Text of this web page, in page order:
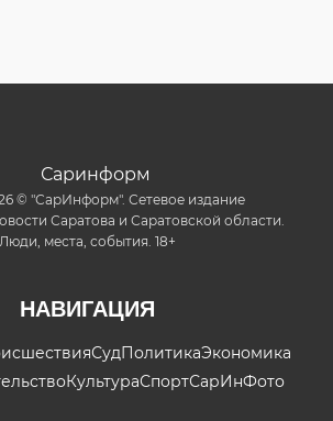
© "СарИнформ". Сетевое издание
Саратова и Саратовской области.
Люди, места, события. 18+
НАВИГАЦИЯ
СудПолитикаЭкономика
КультураСпортСарИнФото